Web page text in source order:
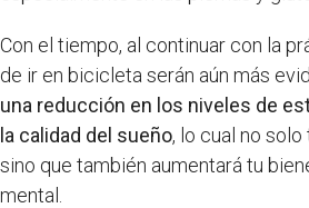
Con el tiempo, al continuar con la
de ir en bicicleta serán aún más
una reducción en los niveles de
la calidad del sueño, lo cual no
sino que también aumentará tu
mental.